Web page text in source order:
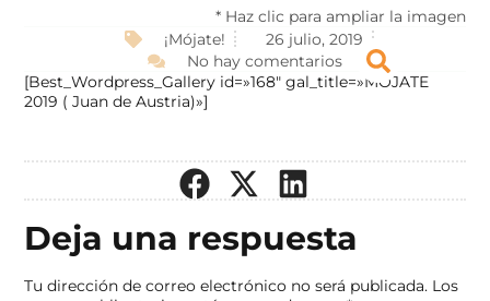
* Haz clic para ampliar la imagen
¡Mójate!
26 julio, 2019
No hay comentarios
[Best_Wordpress_Gallery id=»168″ gal_title=»MÓJATE
2019 ( Juan de Austria)»]
Deja una respuesta
Tu dirección de correo electrónico no será publicada. Los